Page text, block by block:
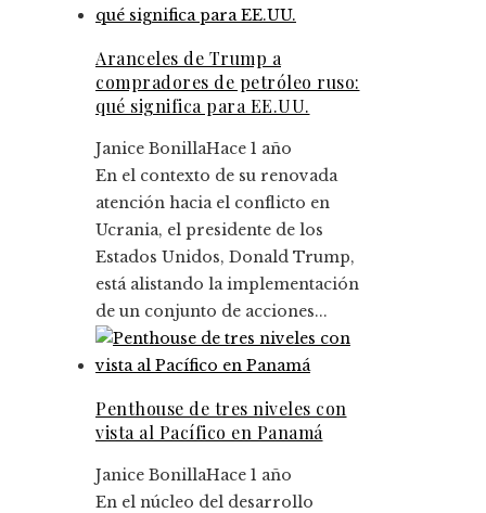
Aranceles de Trump a
compradores de petróleo ruso:
qué significa para EE.UU.
Janice BonillaHace 1 año
En el contexto de su renovada
atención hacia el conflicto en
Ucrania, el presidente de los
Estados Unidos, Donald Trump,
está alistando la implementación
de un conjunto de acciones...
Penthouse de tres niveles con
vista al Pacífico en Panamá
Janice BonillaHace 1 año
En el núcleo del desarrollo